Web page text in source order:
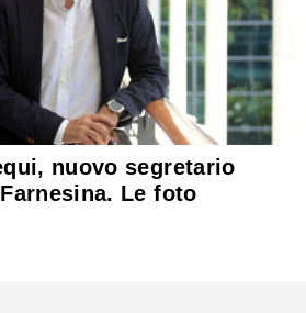
nuovo segretario
Le foto